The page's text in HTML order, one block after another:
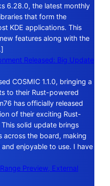
6.28.0, the latest monthly
that form the
KDE applications. This
features along with the
Released: Big Update
COSMIC 1.1.0, bringing a
to their Rust-powered
has officially released
of their exciting Rust-
solid update brings
across the board, making
enjoyable to use. I have
Preview, External